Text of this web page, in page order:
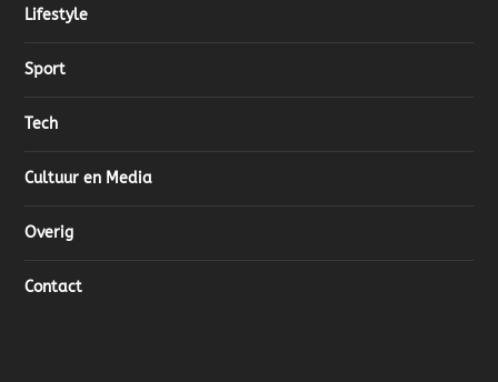
Lifestyle
Sport
Tech
Cultuur en Media
Overig
Contact